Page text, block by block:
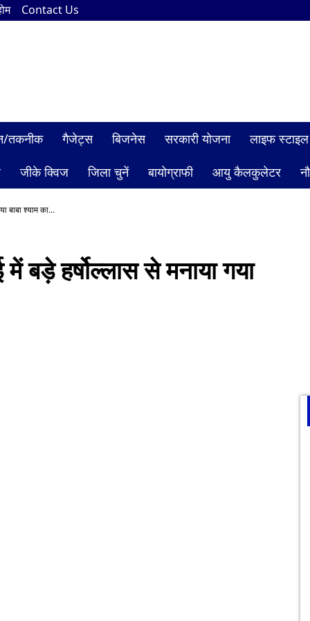
Contact Us
तकनीक गैजेट्स बिजनेस सरकारी योजना
लाइफ स्टाइल
जीके क्विज जिला चुनें बायोग्राफी आयु कैलकुलेटर
बाबा श्याम का...
हर्षोल्लास से मनाया गया